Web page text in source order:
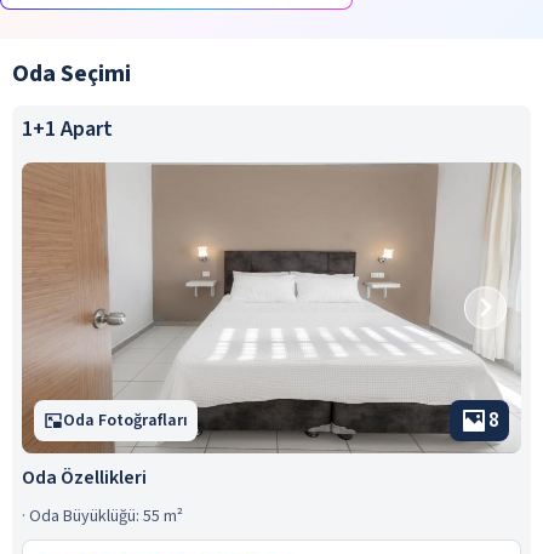
Oda Seçimi
1+1 Apart
Oda Fotoğrafları 8
Oda Özellikleri
· Oda Büyüklüğü: 55 m²